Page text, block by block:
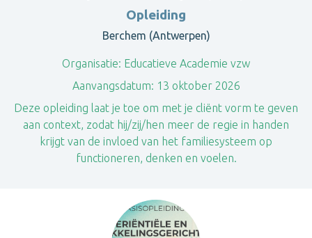
Opleiding
Berchem (Antwerpen)
Organisatie: Educatieve Academie vzw
Aanvangsdatum: 13 oktober 2026
Deze opleiding laat je toe om met je cliënt vorm te geven
aan context, zodat hij/zij/hen meer de regie in handen
krijgt van de invloed van het familiesysteem op
functioneren, denken en voelen.